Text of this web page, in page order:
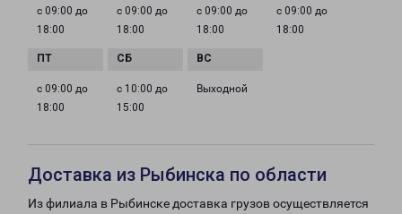
с 09:00 до
18:00
с 09:00 до
18:00
с 09:00 до
18:00
с 09:00 до
18:00
с 09:00 до
18:00
с 10:00 до
15:00
Выходной
Доставка из Рыбинска по области
Из филиала в Рыбинске доставка грузов осуществляется